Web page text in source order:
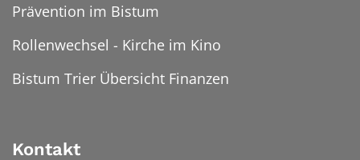
Prävention im Bistum
Rollenwechsel - Kirche im Kino
Bistum Trier Übersicht Finanzen
Kontakt